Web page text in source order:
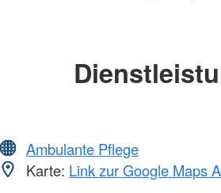
Ambulante Pflege
Karte: Link zur Google Maps